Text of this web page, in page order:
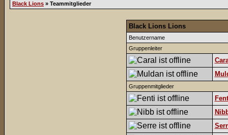
Black Lions » Teammitglieder
Black Lions Lions
Benutzername
Gruppenleiter
Gruppenmitglieder